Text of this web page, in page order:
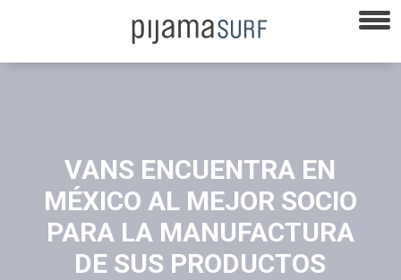
VANS ENCUENTRA EN
MÉXICO AL MEJOR SOCIO
PARA LA MANUFACTURA
DE SUS PRODUCTOS